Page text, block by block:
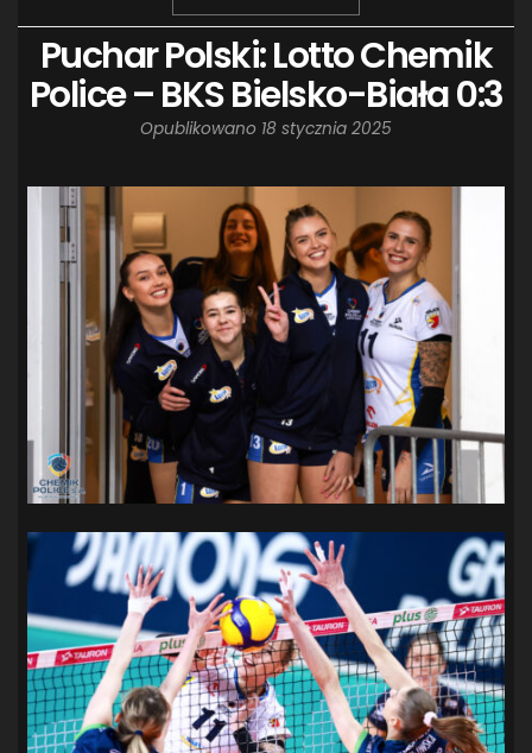
Puchar Polski: Lotto Chemik
Police – BKS Bielsko-Biała 0:3
Opublikowano 18 stycznia 2025